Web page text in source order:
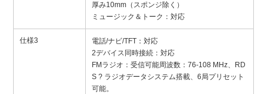
厚み10mm（スポンジ除く）
ミュージック＆トーク：対応
仕様3
電話/ナビ/TFT：対応
2デバイス同時接続：対応
FMラジオ：受信可能周波数：76-108 MHz、RD
S ? ラジオデータシステム搭載、6局プリセット
可能。